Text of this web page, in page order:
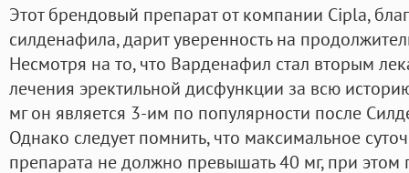
Этот брендовый препарат от компании Cipla,
силденафила, дарит уверенность на
Несмотря на то, что Варденафил стал вторым
лечения эректильной дисфункции за всю
мг он является 3-им по популярности после
Однако следует помнить, что максимальное
препарата не должно превышать 40 мг, при